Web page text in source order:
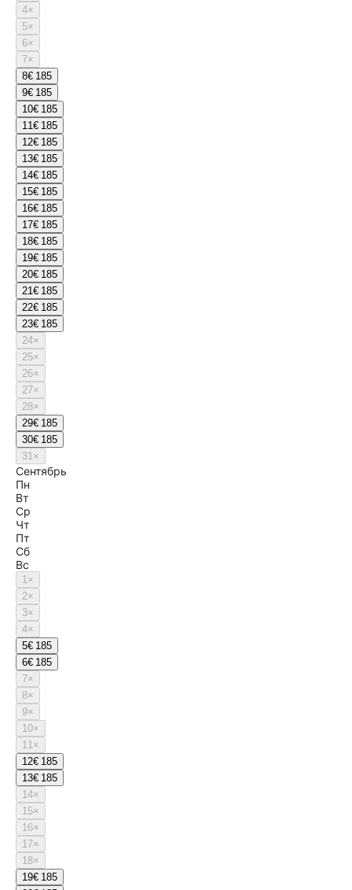
4×
5×
6×
7×
8€ 185
9€ 185
10€ 185
11€ 185
12€ 185
13€ 185
14€ 185
15€ 185
16€ 185
17€ 185
18€ 185
19€ 185
20€ 185
21€ 185
22€ 185
23€ 185
24×
25×
26×
27×
28×
29€ 185
30€ 185
31×
Сентябрь
Пн
Вт
Ср
Чт
Пт
Сб
Вс
1×
2×
3×
4×
5€ 185
6€ 185
7×
8×
9×
10×
11×
12€ 185
13€ 185
14×
15×
16×
17×
18×
19€ 185